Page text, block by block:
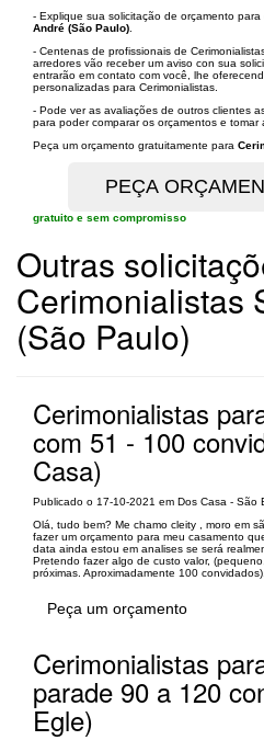
- Explique sua solicitação de orçamento para
André (São Paulo)
- Centenas de profissionais de
arredores vão receber um aviso con sua
entrarão em contato com você, lhe
personalizadas para Cerimonialistas.
- Pode ver as avaliações de outros clientes
para poder comparar os orçamentos e tomar
Peça um orçamento gratuitamente para
gratuito e sem compromisso
Outras
Cerimonialistas
(São Paulo)
Cerimonialistas
com 51 - 100
Casa)
Publicado o 17-10-2021 em Dos Casa - São
Olá, tudo bem? Me chamo cleity , moro em
fazer um orçamento para meu casamento
data ainda estou em analises se será
Pretendo fazer algo de custo valor,
próximas. Aproximadamente 100
Peça um orçamento
Cerimonialistas
parade 90 a 120
Egle)